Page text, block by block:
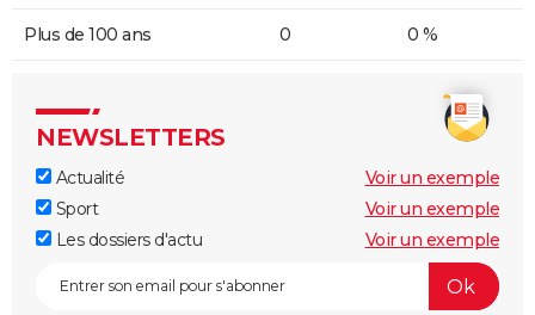
Plus de 100 ans 0 0 %
NEWSLETTERS
Actualité
Voir un exemple
Sport
Voir un exemple
Les dossiers d'actu
Voir un exemple